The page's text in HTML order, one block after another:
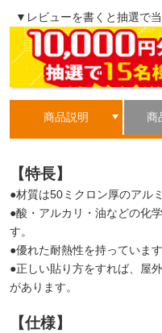
▼レビューを書くと抽選で当
商品説明 商
【特長】
●材質は50ミクロン厚のアル
●酸・アルカリ・油などの化
す。
●優れた耐熱性を持っています
●正しい貼り方をすれば、屋
があります。
【仕様】